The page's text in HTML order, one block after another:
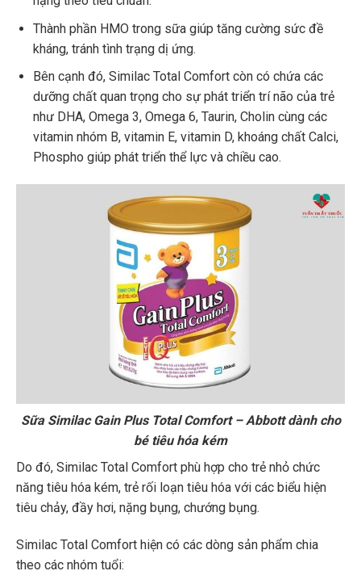
Thành phần HMO trong sữa giúp tăng cường sức đề
kháng, tránh tình trạng dị ứng.
Bên cạnh đó, Similac Total Comfort còn có chứa các
dưỡng chất quan trọng cho sự phát triển trí não của trẻ
như DHA, Omega 3, Omega 6, Taurin, Cholin cùng các
vitamin nhóm B, vitamin E, vitamin D, khoáng chất Calci,
Phospho giúp phát triển thể lực và chiều cao.
Sữa Similac Gain Plus Total Comfort – Abbott dành cho
bé tiêu hóa kém
Do đó, Similac Total Comfort phù hợp cho trẻ nhỏ chức
năng tiêu hóa kém, trẻ rối loạn tiêu hóa với các biểu hiện
tiêu chảy, đầy hơi, nặng bụng, chướng bụng.
Similac Total Comfort hiện có các dòng sản phẩm chia
theo các nhóm tuổi: